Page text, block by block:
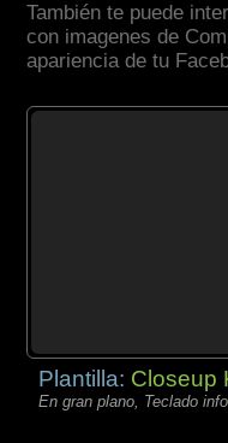
También te puede
con imagenes de
apariencia de tu
Plantilla: Closeup
En gran plano, Teclado